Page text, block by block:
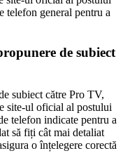
telefon general pentru a
de subiect
subiect către Pro TV,
site-ul oficial al postului
telefon indicate pentru a
să fiți cât mai detaliat
o înțelegere corectă